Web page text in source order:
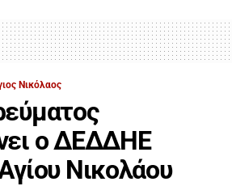
Νικόλαος
ο ΔΕΔΔΗΕ
Νικολάου